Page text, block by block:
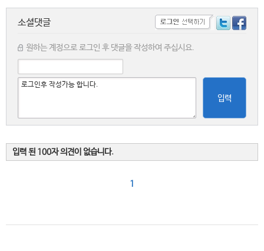
소셜댓글
원하는 계정으로 로그인 후 댓글을 작성하여 주십시요.
입력
입력 된 100자 의견이 없습니다.
1